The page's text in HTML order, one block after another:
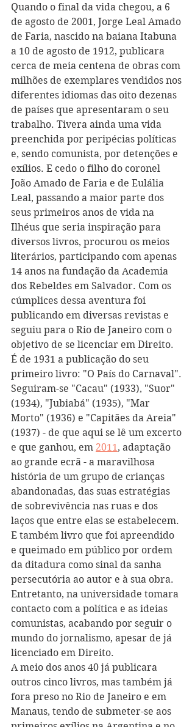
Quando o final da vida chegou, a 6
de agosto de 2001, Jorge Leal Amado
de Faria, nascido na baiana Itabuna
a 10 de agosto de 1912, publicara
cerca de meia centena de obras com
milhões de exemplares vendidos nos
diferentes idiomas das oito dezenas
de países que apresentaram o seu
trabalho. Tivera ainda uma vida
preenchida por peripécias políticas
e, sendo comunista, por detenções e
exílios. E cedo o filho do coronel
João Amado de Faria e de Eulália
Leal, passando a maior parte dos
seus primeiros anos de vida na
Ilhéus que seria inspiração para
diversos livros, procurou os meios
literários, participando com apenas
14 anos na fundação da Academia
dos Rebeldes em Salvador. Com os
cúmplices dessa aventura foi
publicando em diversas revistas e
seguiu para o Rio de Janeiro com o
objetivo de se licenciar em Direito.
É de 1931 a publicação do seu
primeiro livro: "O País do Carnaval".
Seguiram-se "Cacau" (1933), "Suor"
(1934), "Jubiabá" (1935), "Mar
Morto" (1936) e "Capitães da Areia"
(1937) - de que aqui se lê um excerto
e que ganhou, em 2011 , adaptação
ao grande ecrã - a maravilhosa
história de um grupo de crianças
abandonadas, das suas estratégias
de sobrevivência nas ruas e dos
laços que entre elas se estabelecem.
E também livro que foi apreendido
e queimado em público por ordem
da ditadura como sinal da sanha
persecutória ao autor e à sua obra.
Entretanto, na universidade tomara
contacto com a política e as ideias
comunistas, acabando por seguir o
mundo do jornalismo, apesar de já
licenciado em Direito.
A meio dos anos 40 já publicara
outros cinco livros, mas também já
fora preso no Rio de Janeiro e em
Manaus, tendo de submeter-se aos